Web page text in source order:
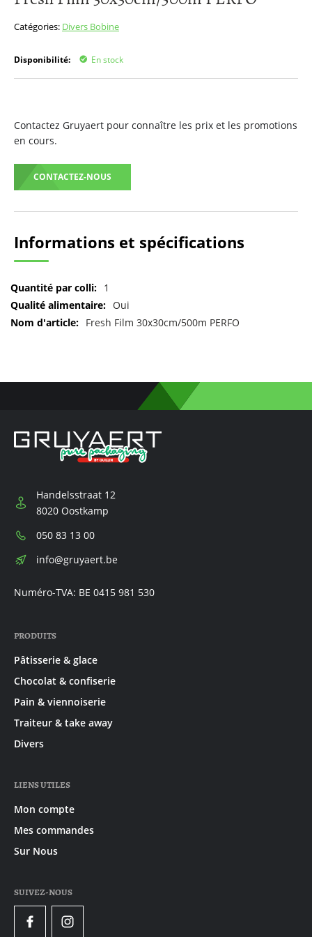
Catégories: Divers Bobine
Disponibilité: En stock
Contactez Gruyaert pour connaître les prix et les promotions
en cours.
CONTACTEZ-NOUS
de
d’images
Informations et spécifications
Pour
plus
1
Oui
Fresh Film 30x30cm/500m PERFO
Handelsstraat 12
8020 Oostkamp
Téléphone:
050 83 13 00
E-
info@gruyaert.be
Numéro-TVA: BE 0415 981 530
PRODUITS
Pâtisserie & glace
Chocolat & confiserie
Pain & viennoiserie
Traiteur & take away
Divers
LIENS UTILES
Mon compte
Mes commandes
Sur Nous
SUIVEZ-NOUS
FacebookInstagram